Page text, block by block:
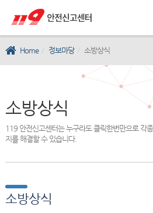
Home 정보마당 소방상식
소방상식
119 안전신고센터는 누구라도 클릭한번만으로 각
지를 해결할 수 있습니다.
소방상식